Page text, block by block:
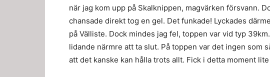
när jag kom upp på Skalknippen, magvärken försvann.
chansade direkt tog en gel. Det funkade! Lyckades
på Välliste. Dock mindes jag fel, toppen var vid typ
lidande närmre att ta slut. På toppen var det ingen som
att det kanske kan hålla trots allt. Fick i detta moment